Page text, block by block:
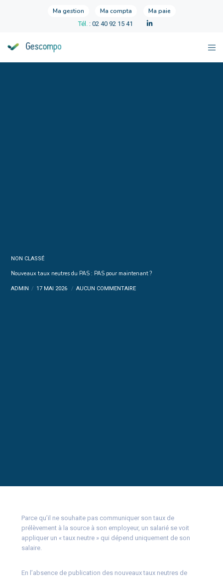
Ma gestion Ma compta Ma paie
Tél. : 02 40 92 15 41
NON CLASSÉ
Nouveaux taux neutres du PAS : PAS pour maintenant ?
ADMIN 17 MAI 2026 AUCUN COMMENTAIRE
Parce qu’il ne souhaite pas communiquer son taux de
prélèvement à la source à son employeur, un salarié se voit
appliquer un « taux neutre » qui dépend uniquement de son
salaire.
En l’absence de publication des nouveaux taux neutres de